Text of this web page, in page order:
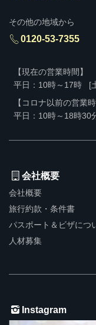
その他の地域から
0120-53-7355
【現在の営業時間】
平日：10時～17時
[
【コロナ以前の営業時
平日：10時～18時30
会社概要
会社概要
旅行約款・条件書
パスポート＆ビザにつ
人材募集
Instagram